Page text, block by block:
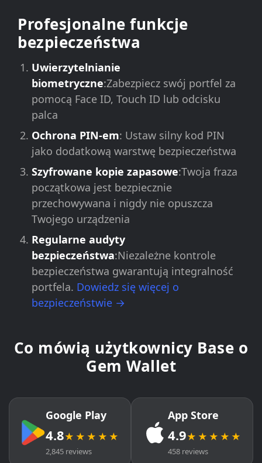
Profesjonalne funkcje
bezpieczeństwa
Uwierzytelnianie
biometryczne:Zabezpiecz swój portfel za
pomocą Face ID, Touch ID lub odcisku
palca
Ochrona PIN-em: Ustaw silny kod PIN
jako dodatkową warstwę bezpieczeństwa
Szyfrowane kopie zapasowe:Twoja fraza
początkowa jest bezpiecznie
przechowywana i nigdy nie opuszcza
Twojego urządzenia
Regularne audyty
bezpieczeństwa:Niezależne kontrole
bezpieczeństwa gwarantują integralność
portfela. Dowiedz się więcej o
bezpieczeństwie →
Co mówią użytkownicy Base o
Gem Wallet
Google Play
4.8★★★★★
2,845 reviews
App Store
4.9★★★★★
458 reviews